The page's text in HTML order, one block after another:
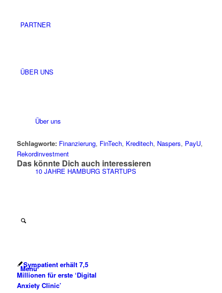
PARTNER
ÜBER UNS
Über uns
10 JAHRE HAMBURG STARTUPS
Menü
Schlagworte: Finanzierung, FinTech, Kreditech, Naspers, PayU,
Rekordinvestment
Das könnte Dich auch interessieren
Sympatient erhält 7,5
Millionen für erste ‘Digital
Anxiety Clinic’